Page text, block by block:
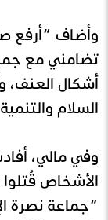
وأضاف “أرفع
تضامني مع
أشكال العنف،
السلام
وفي مالي،
الأشخاص
“جماعة نصرة